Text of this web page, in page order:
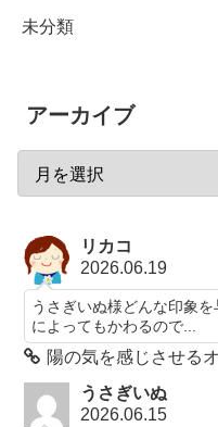
未分類
アーカイブ
リカコ
2026.06.19
うさぎいぬ様どんな印象
によってもかわるので...
陽の気を感じさせる
うさぎいぬ
2026.06.15